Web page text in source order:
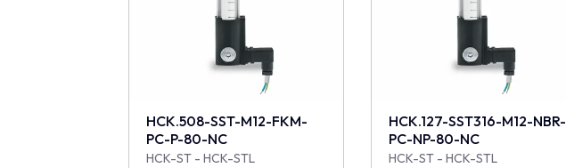
HCK.508-SST-M12-FKM-
PC-P-80-NC
HCK-ST - HCK-STL
HCK.127-SST316-M12-NBR-
PC-NP-80-NC
HCK-ST - HCK-STL